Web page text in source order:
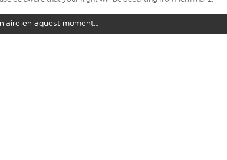
en aquest moment…